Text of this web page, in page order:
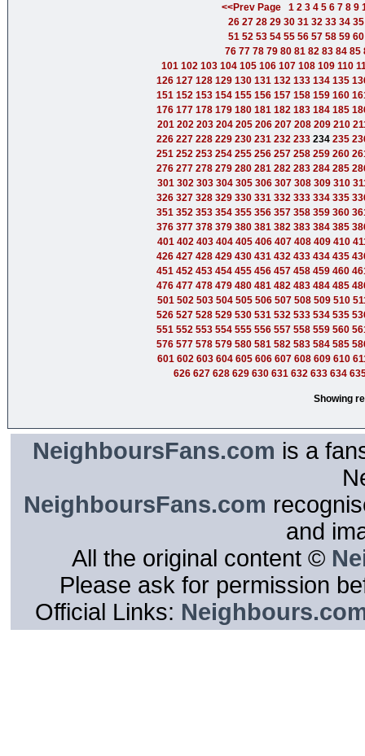
<<Prev Page 1 2 3 4 5 6 7 8 9
26 27 28 29 30 31 32 33 34 35
51 52 53 54 55 56 57 58 59 60
76 77 78 79 80 81 82 83 84 85
101 102 103 104 105 106 107 108 109 110
126 127 128 129 130 131 132 133 134 135
151 152 153 154 155 156 157 158 159 160
176 177 178 179 180 181 182 183 184 185
201 202 203 204 205 206 207 208 209 210
226 227 228 229 230 231 232 233 234 235
251 252 253 254 255 256 257 258 259 260
276 277 278 279 280 281 282 283 284 285
301 302 303 304 305 306 307 308 309 310
326 327 328 329 330 331 332 333 334 335
351 352 353 354 355 356 357 358 359 360
376 377 378 379 380 381 382 383 384 385
401 402 403 404 405 406 407 408 409 410
426 427 428 429 430 431 432 433 434 435
451 452 453 454 455 456 457 458 459 460
476 477 478 479 480 481 482 483 484 485
501 502 503 504 505 506 507 508 509 510
526 527 528 529 530 531 532 533 534 535
551 552 553 554 555 556 557 558 559 560
576 577 578 579 580 581 582 583 584 585
601 602 603 604 605 606 607 608 609 610
626 627 628 629 630 631 632 633 634
Showing
NeighboursFans.com is a
NeighboursFans.com
and
All the original content ©
Please ask for permission
Official Links: